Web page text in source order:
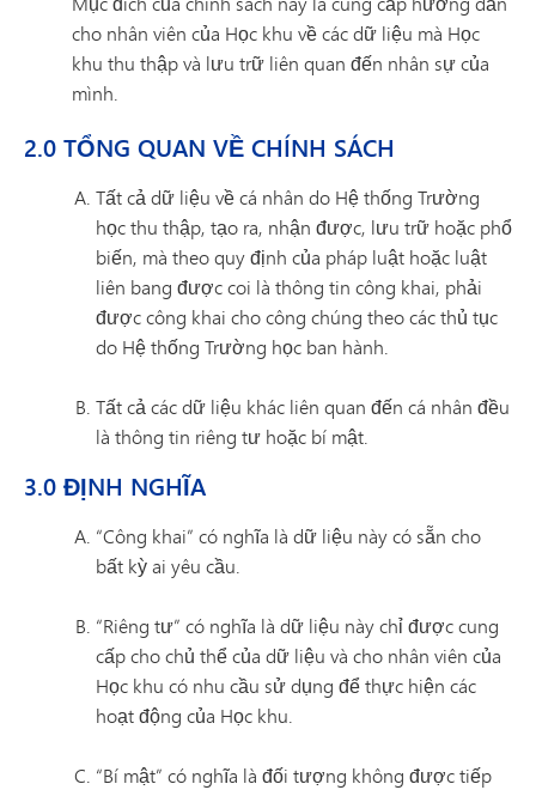
cho nhân viên của Học khu về các dữ liệu mà Học
khu thu thập và lưu trữ liên quan đến nhân sự của
mình.
2.0 TỔNG QUAN VỀ CHÍNH SÁCH
Tất cả dữ liệu về cá nhân do Hệ thống Trường
học thu thập, tạo ra, nhận được, lưu trữ hoặc phổ
biến, mà theo quy định của pháp luật hoặc luật
liên bang được coi là thông tin công khai, phải
được công khai cho công chúng theo các thủ tục
do Hệ thống Trường học ban hành.
Tất cả các dữ liệu khác liên quan đến cá nhân đều
là thông tin riêng tư hoặc bí mật.
3.0 ĐỊNH NGHĨA
“Công khai” có nghĩa là dữ liệu này có sẵn cho
bất kỳ ai yêu cầu.
“Riêng tư” có nghĩa là dữ liệu này chỉ được cung
cấp cho chủ thể của dữ liệu và cho nhân viên của
Học khu có nhu cầu sử dụng để thực hiện các
hoạt động của Học khu.
“Bí mật” có nghĩa là đối tượng không được tiếp